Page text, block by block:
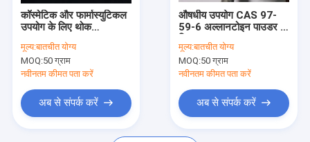
गुणवत्ता नियंत्रण
एक उद्धरण का अनुरोध करें
कॉस्मेटिक और फार्मास्युटिकल
उपयोग के लिए थोक
Allantoin पाउडर CAS
No. 97-59-6
मूल्य:बातचीत योग्य
MOQ:50 ग्राम
नवीनतम कीमत पता करें
अब से संपर्क करें
औषधीय उपयोग CAS 97-
59-6 अल्लानटोइन पाउडर के
निशान उपचार गुण
मूल्य:बातचीत योग्य
MOQ:50 ग्राम
नवीनतम कीमत पता करें
अब से संपर्क करें